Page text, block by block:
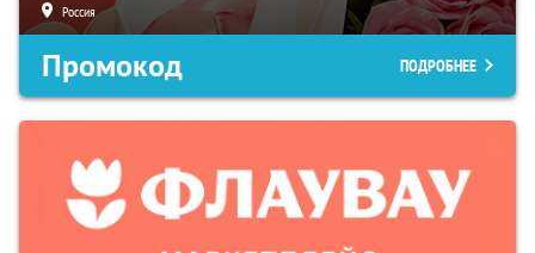
Россия
Промокод ПОДРОБНЕЕ